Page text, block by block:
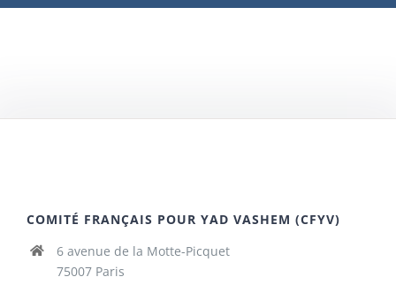
COMITÉ FRANÇAIS POUR YAD VASHEM (CFYV)
6 avenue de la Motte-Picquet
75007 Paris